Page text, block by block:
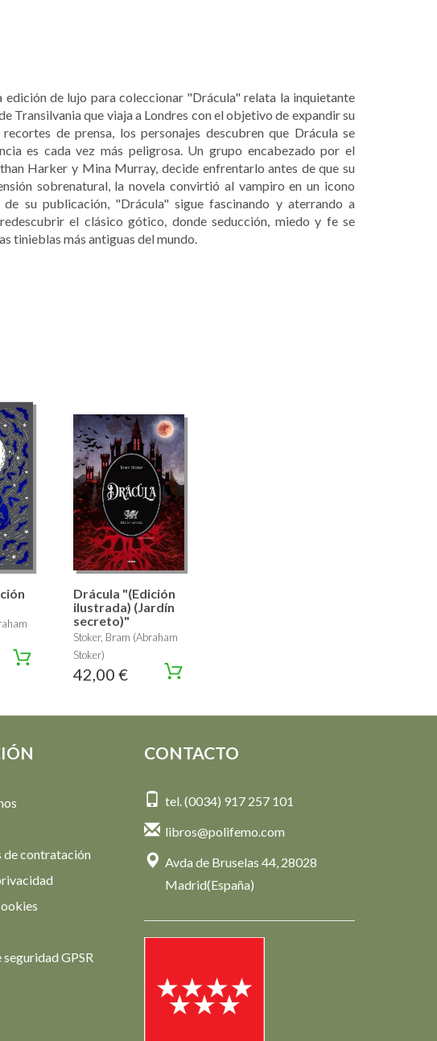
de lujo para coleccionar "Drácula" relata la inquietante
Transilvania que viaja a Londres con el objetivo de expandir su
de prensa, los personajes descubren que Drácula se
es cada vez más peligrosa. Un grupo encabezado por el
Harker y Mina Murray, decide enfrentarlo antes de que su
sobrenatural, la novela convirtió al vampiro en un icono
su publicación, "Drácula" sigue fascinando y aterrando a
el clásico gótico, donde seducción, miedo y fe se
tinieblas más antiguas del mundo.
Drácula "(Edición
ilustrada) (Jardín
secreto)"
Stoker, Bram (Abraham
Stoker)
42,00 €
de contratación
GPSR
CONTACTO
tel. (0034) 917 257 101
libros@polifemo.com
Avda de Bruselas 44, 28028
Madrid(España)